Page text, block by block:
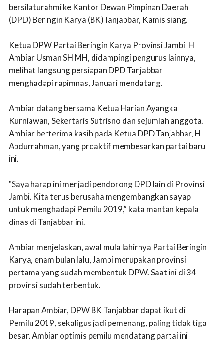
bersilaturahmi ke Kantor Dewan Pimpinan Daerah
(DPD) Beringin Karya (BK)Tanjabbar, Kamis siang.
Ketua DPW Partai Beringin Karya Provinsi Jambi, H
Ambiar Usman SH MH, didampingi pengurus lainnya,
melihat langsung persiapan DPD Tanjabbar
menghadapi rapimnas, Januari mendatang.
Ambiar datang bersama Ketua Harian Ayangka
Kurniawan, ‎Sekertaris Sutrisno dan sejumlah anggota.
Ambiar berterima kasih pada Ketua DPD Tanjabbar, H
Abdurrahman, yang proaktif membesarkan partai baru
ini.
"Saya harap ini menjadi pendorong DPD lain di Provinsi
Jambi. Kita terus berusaha mengembangkan sayap
untuk menghadapi Pemilu 2019,” kata mantan kepala
dinas di Tanjabbar ini.
Ambiar menjelaskan, awal mula lahirnya Partai Beringin
Karya, enam bulan lalu, Jambi merupakan provinsi
pertama yang sudah membentuk DPW. Saat ini di 34
provinsi sudah terbentuk.
Harapan Ambiar, DPW BK Tanjabbar dapat ikut di
Pemilu 2019, sekaligus jadi pemenang, paling tidak tiga
besar. Ambiar optimis pemilu mendatang partai ini